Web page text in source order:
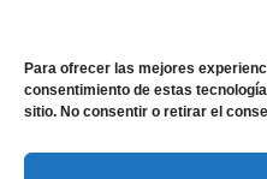
Para ofrecer las mejores
consentimiento de estas
sitio. No consentir o retirar el